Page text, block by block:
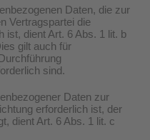
Daten, die zur
Vertragspartei die
ist, dient Art. 6 Abs. 1 lit. b
gilt auch für
sind.
Daten zur
erforderlich ist, der
dient Art. 6 Abs. 1 lit. c